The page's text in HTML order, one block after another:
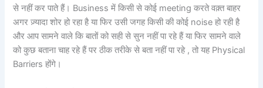
से नहीं कर पाते हैं। Business में किसी से कोई meeting करते वक़्त बाहर
अगर ज़्यादा शोर हो रहा है या फिर उसी जगह किसी की कोई noise हो रही है
और आप सामने वाले कि बातों को सही से सुन नहीं पा रहे हैं या फिर सामने वाले
को कुछ बताना चाह रहे हैं पर ठीक तरीके से बता नहीं पा रहे , तो यह Physical
Barriers होंगे।